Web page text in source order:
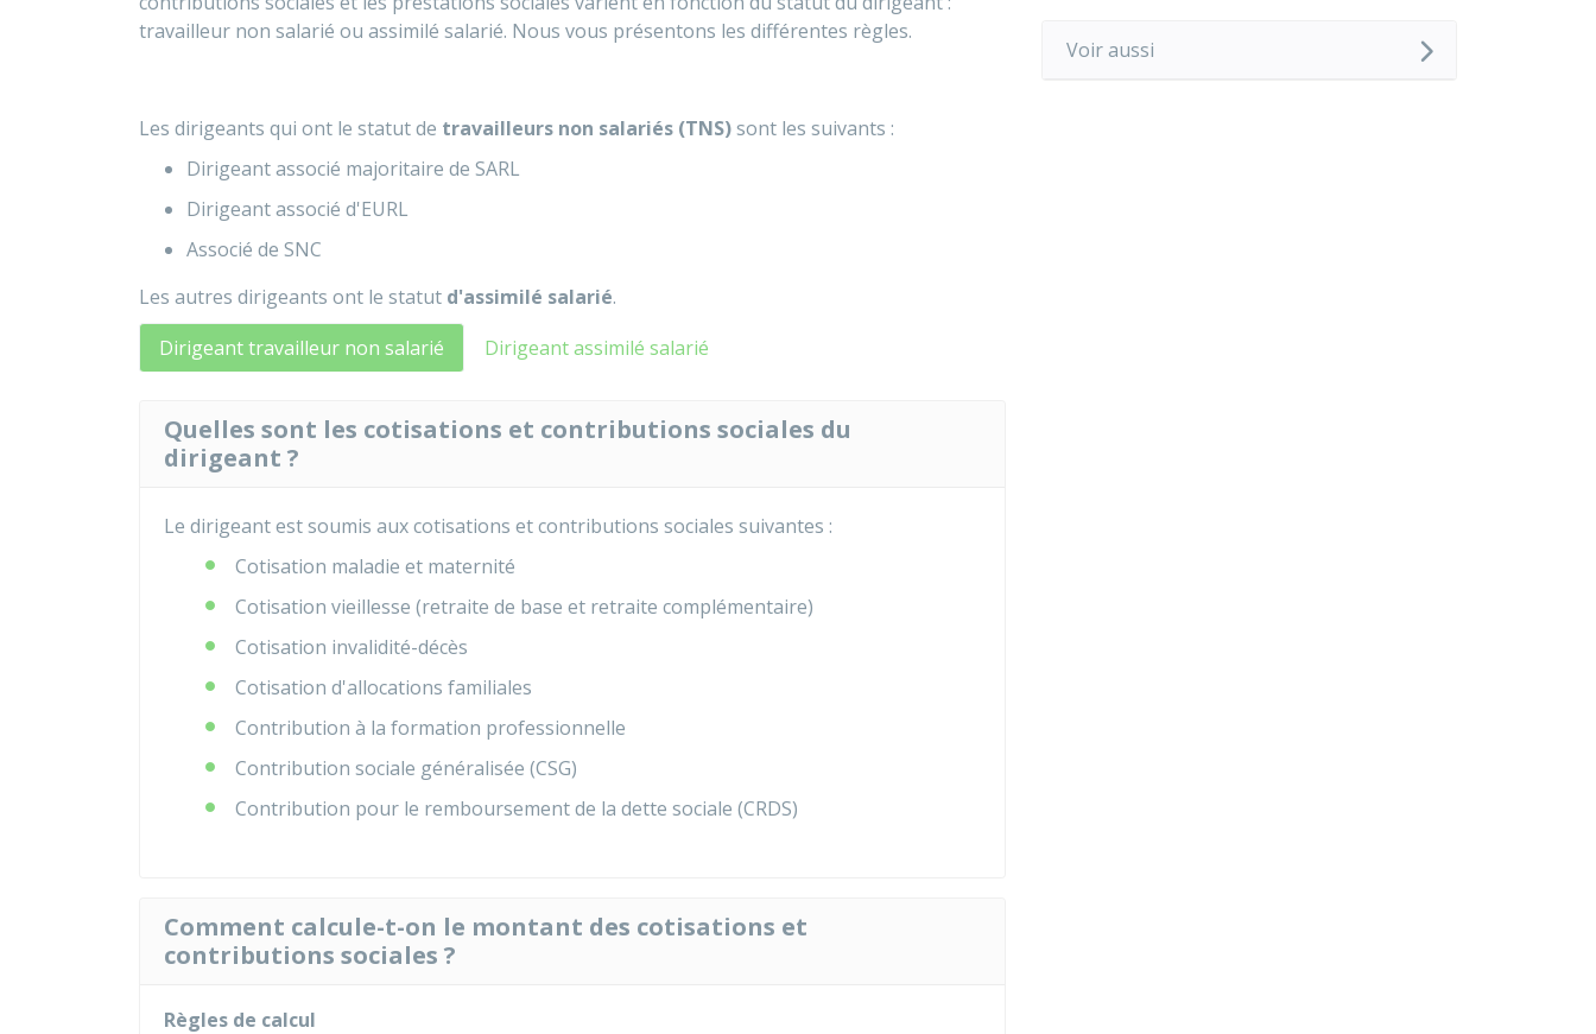
travailleur non salarié ou assimilé salarié. Nous vous présentons les différentes règles.
Les dirigeants qui ont le statut de travailleurs non salariés (TNS)sont les suivants :
Dirigeant associé majoritaire de SARL
Dirigeant associé d'EURL
Associé de SNC
Les autres dirigeants ont le statut d'assimilé salarié.
Dirigeant travailleur non salarié
Dirigeant assimilé salarié
Quelles sont les cotisations et contributions sociales du
dirigeant ?
Le dirigeant est soumis aux cotisations et contributions sociales suivantes :
Cotisation maladie et maternité
Cotisation vieillesse (retraite de base et retraite complémentaire)
Cotisation invalidité-décès
Cotisation d'allocations familiales
Contribution à la formation professionnelle
Contribution sociale généralisée (CSG)
Contribution pour le remboursement de la dette sociale (CRDS)
Comment calcule-t-on le montant des cotisations et
contributions sociales ?
Règles de calcul
Voir aussi